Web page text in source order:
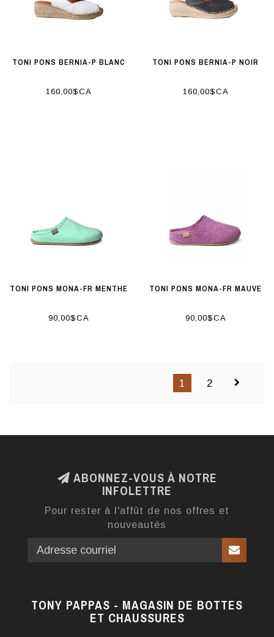
TONI PONS BERNIA-P BLANC
160,00$CA
TONI PONS BERNIA-P NOIR
160,00$CA
TONI PONS MONA-FR MENTHE
90,00$CA
TONI PONS MONA-FR MAUVE
90,00$CA
1 2
ABONNEZ-VOUS À NOTRE
INFOLETTRE
Pour rester à l'affût de nos offres et
nouveautés
TONY PAPPAS - MAGASIN DE BOTTES
ET CHAUSSURES